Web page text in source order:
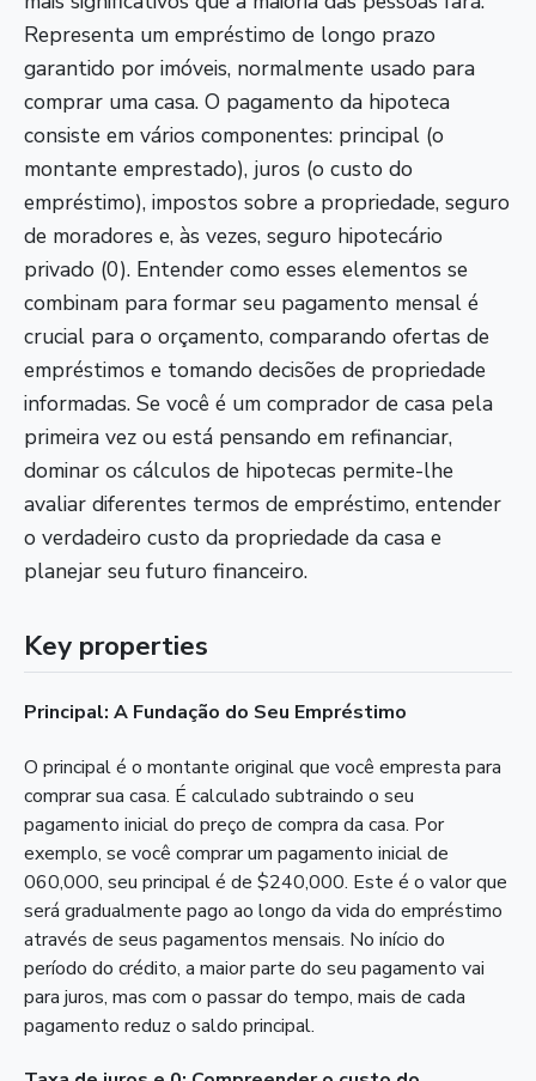
Representa um empréstimo de longo prazo
garantido por imóveis, normalmente usado para
comprar uma casa. O pagamento da hipoteca
consiste em vários componentes: principal (o
montante emprestado), juros (o custo do
empréstimo), impostos sobre a propriedade, seguro
de moradores e, às vezes, seguro hipotecário
privado (0). Entender como esses elementos se
combinam para formar seu pagamento mensal é
crucial para o orçamento, comparando ofertas de
empréstimos e tomando decisões de propriedade
informadas. Se você é um comprador de casa pela
primeira vez ou está pensando em refinanciar,
dominar os cálculos de hipotecas permite-lhe
avaliar diferentes termos de empréstimo, entender
o verdadeiro custo da propriedade da casa e
planejar seu futuro financeiro.
Key properties
Principal: A Fundação do Seu Empréstimo
O principal é o montante original que você empresta para
comprar sua casa. É calculado subtraindo o seu
pagamento inicial do preço de compra da casa. Por
exemplo, se você comprar um pagamento inicial de
060,000, seu principal é de $240,000. Este é o valor que
será gradualmente pago ao longo da vida do empréstimo
através de seus pagamentos mensais. No início do
período do crédito, a maior parte do seu pagamento vai
para juros, mas com o passar do tempo, mais de cada
pagamento reduz o saldo principal.